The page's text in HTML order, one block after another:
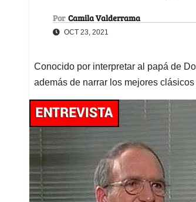
Por Camila Valderrama
OCT 23, 2021
Conocido por interpretar al papá de
además de narrar los mejores